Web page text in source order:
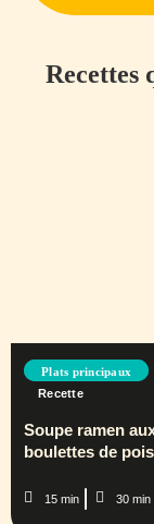
Recettes
Plats principaux
Recette
Soupe ramen
boulettes de
15 min 30 min